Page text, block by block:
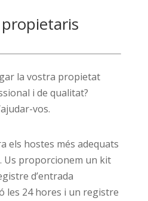
la vostra propietat
i de qualitat?
vos.
els hostes més adequats
Us proporcionem un kit
d’entrada
les 24 hores i un registre